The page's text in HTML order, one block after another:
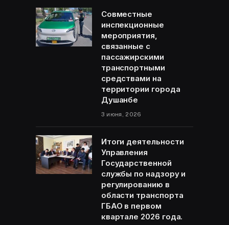
Совместные
инспекционные
мероприятия,
связанные с
пассажирскими
транспортными
средствами на
территории города
Душанбе
3 июня, 2026
Итоги деятельности
Управления
Государственной
службы по надзору и
регулированию в
области транспорта
ГБАО в первом
квартале 2026 года.